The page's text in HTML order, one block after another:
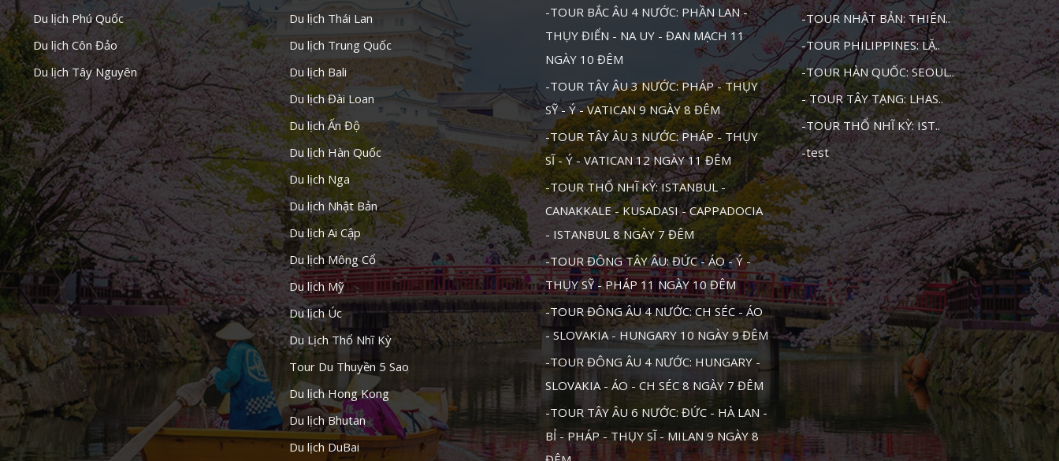
Du lịch Phú Quốc
Du lịch Côn Đảo
Du lịch Tây Nguyên
Du lịch Thái Lan
Du lịch Trung Quốc
Du lịch Bali
Du lịch Đài Loan
Du lịch Ấn Độ
Du lịch Hàn Quốc
Du lịch Nga
Du lịch Nhật Bản
Du lịch Ai Cập
Du lịch Mông Cổ
Du lịch Mỹ
Du lịch Úc
Du Lịch Thổ Nhĩ Kỳ
Tour Du Thuyền 5 Sao
Du lịch Hong Kong
Du lịch Bhutan
Du lịch DuBai
-TOUR BẮC ÂU 4 NƯỚC: PHẦN LAN -
THỤY ĐIỂN - NA UY - ĐAN MẠCH 11
NGÀY 10 ĐÊM
-TOUR TÂY ÂU 3 NƯỚC: PHÁP - THỤY
SỸ - Ý - VATICAN 9 NGÀY 8 ĐÊM
-TOUR TÂY ÂU 3 NƯỚC: PHÁP - THỤY
SĨ - Ý - VATICAN 12 NGÀY 11 ĐÊM
-TOUR THỔ NHĨ KỲ: ISTANBUL -
CANAKKALE - KUSADASI - CAPPADOCIA
- ISTANBUL 8 NGÀY 7 ĐÊM
-TOUR ĐÔNG TÂY ÂU: ĐỨC - ÁO - Ý -
THỤY SỸ - PHÁP 11 NGÀY 10 ĐÊM
-TOUR ĐÔNG ÂU 4 NƯỚC: CH SÉC - ÁO
- SLOVAKIA - HUNGARY 10 NGÀY 9 ĐÊM
-TOUR ĐÔNG ÂU 4 NƯỚC: HUNGARY -
SLOVAKIA - ÁO - CH SÉC 8 NGÀY 7 ĐÊM
-TOUR TÂY ÂU 6 NƯỚC: ĐỨC - HÀ LAN -
BỈ - PHÁP - THỤY SĨ - MILAN 9 NGÀY 8
-TOUR NHẬT BẢN: THIÊN..
-TOUR PHILIPPINES: LẶ..
-TOUR HÀN QUỐC: SEOUL..
- TOUR TÂY TẠNG: LHAS..
-TOUR THỔ NHĨ KỲ: IST..
-test